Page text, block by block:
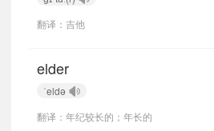
翻译：吉他
elder
ˈeldə
翻译：年纪较长的；年长的